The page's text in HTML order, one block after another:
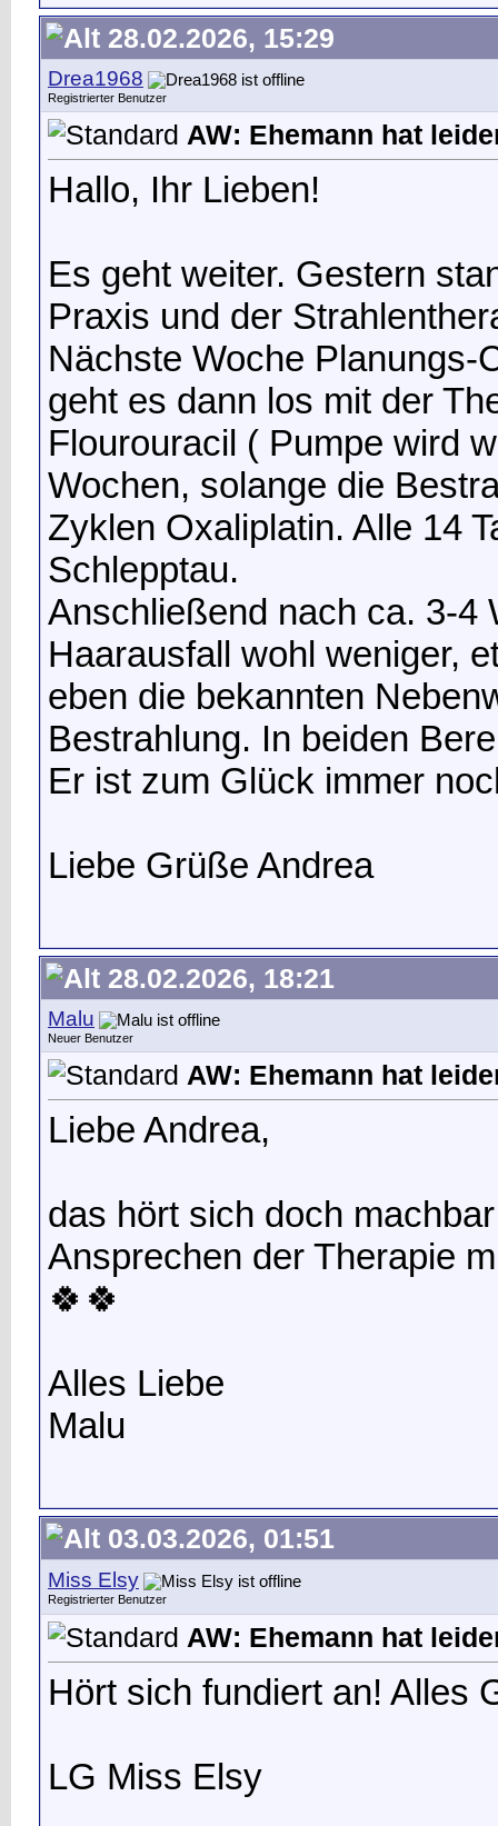
28.02.2026, 15:29
Drea1968
Registrierter Benutzer
AW: Ehemann hat
Hallo, Ihr Lieben!
Es geht weiter. Gestern
Praxis und der
Nächste Woche Planungs-
geht es dann los mit der
Flourouracil ( Pumpe wird
Wochen, solange die
Zyklen Oxaliplatin. Alle 14
Schlepptau.
Anschließend nach ca. 3-4
Haarausfall wohl weniger,
eben die bekannten
Bestrahlung. In beiden
Er ist zum Glück immer
Liebe Grüße Andrea
28.02.2026, 18:21
Malu
Neuer Benutzer
AW: Ehemann hat
Liebe Andrea,
das hört sich doch
Ansprechen der Therapie
🍀🍀
Alles Liebe
Malu
03.03.2026, 01:51
Miss Elsy
Registrierter Benutzer
AW: Ehemann hat
Hört sich fundiert an! Alles
LG Miss Elsy